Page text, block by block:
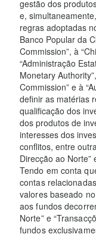
gestão dos
e,
regras adoptadas
Banco Popular da
Commission”, à
“Administração
Monetary
Commission” e à
definir as matérias
qualificação dos
dos produtos de
interesses dos
conflitos, entre
Direcção ao Norte”
Tendo em conta
contas
valores baseado
aos fundos
Norte” e
fundos